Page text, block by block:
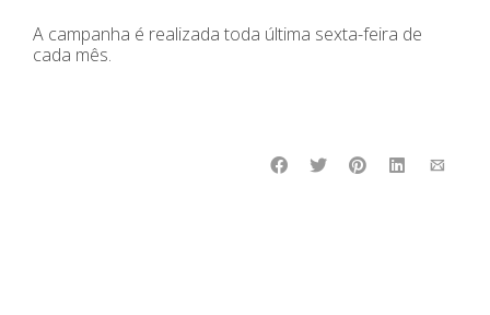
A campanha é realizada toda última sexta-feira de
cada mês.